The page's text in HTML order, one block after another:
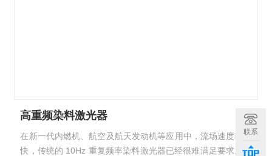
高重频染料激光器
在新一代内燃机、航空及航天发动机等应用中，流场速度非常
快，传统的 10Hz 重复频率染料激光器已经很难满足要求。对
联系